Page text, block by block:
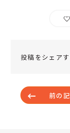
投稿をシェアす
前の